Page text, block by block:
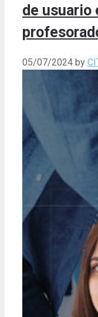
de usuario
05/07/2024 by